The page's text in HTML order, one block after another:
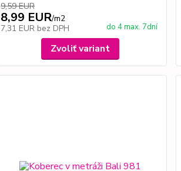
9,59 EUR
8,99 EUR/m2
7,31 EUR bez DPH do 4 max. 7dní
Zvoliť variant